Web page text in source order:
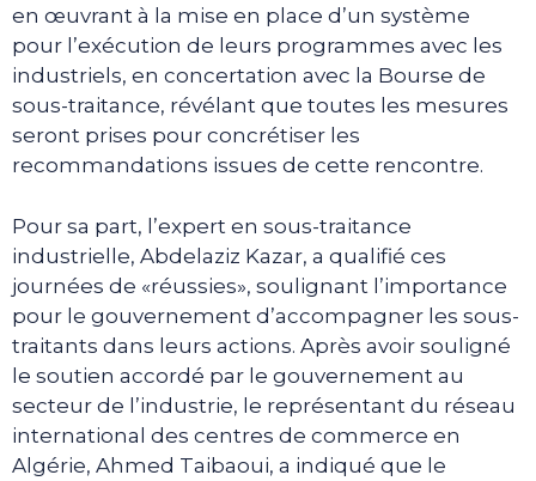
en œuvrant à la mise en place d’un système
pour l’exécution de leurs programmes avec les
industriels, en concertation avec la Bourse de
sous-traitance, révélant que toutes les mesures
seront prises pour concrétiser les
recommandations issues de cette rencontre.
Pour sa part, l’expert en sous-traitance
industrielle, Abdelaziz Kazar, a qualifié ces
journées de «réussies», soulignant l’importance
pour le gouvernement d’accompagner les sous-
traitants dans leurs actions. Après avoir souligné
le soutien accordé par le gouvernement au
secteur de l’industrie, le représentant du réseau
international des centres de commerce en
Algérie, Ahmed Taibaoui, a indiqué que le